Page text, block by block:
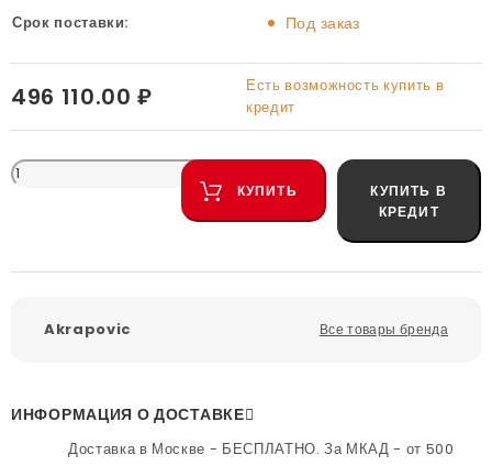
Срок поставки:
Под заказ
496 110.00 ₽
Есть возможность купить в
кредит
КУПИТЬ
КУПИТЬ В
КРЕДИТ
Akrapovic Все товары бренда
ИНФОРМАЦИЯ О ДОСТАВКЕ
Доставка в Москве - БЕСПЛАТНО. За МКАД - от 500